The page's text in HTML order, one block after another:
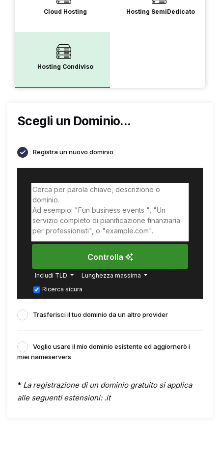
Cloud Hosting Hosting SemiDedicato
Hosting Condiviso
Scegli un Dominio...
Registra un nuovo dominio
Controlla
Includi TLD
Lunghezza massima
Ricerca sicura
Trasferisci il tuo dominio da un altro provider
Voglio usare il mio dominio esistente ed aggiornerò i
miei nameservers
* La registrazione di un dominio gratuito si applica
alle seguenti estensioni: .it